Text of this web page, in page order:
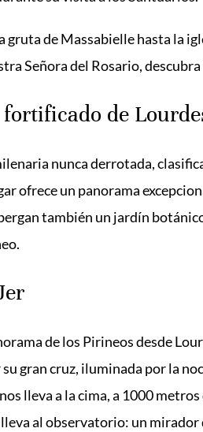
gruta de Massabielle hasta la
Señora del Rosario,
de
nunca derrotada,
ofrece un panorama
también un jardín
de los Pirineos desde
gran cruz, iluminada por la
lleva a la cima, a 1000
al observatorio: un mirador